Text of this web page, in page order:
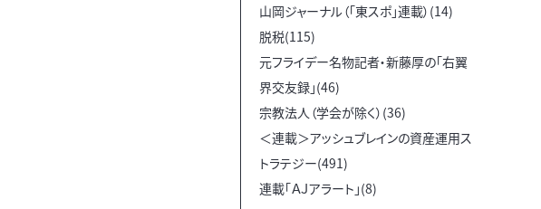
山岡ジャーナル（「東スポ」連載）(14)
脱税(115)
元フライデー名物記者・新藤厚の「右翼
界交友録」(46)
宗教法人（学会が除く）(36)
＜連載＞アッシュブレインの資産運用ス
トラテジー(491)
連載「ＡＪアラート」(8)